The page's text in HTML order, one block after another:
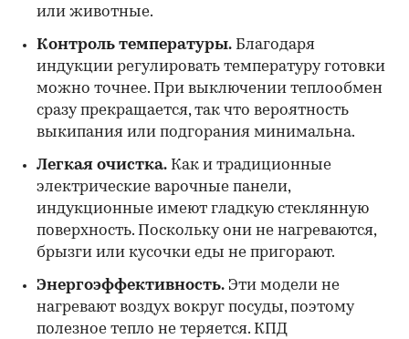
или животные.
Контроль температуры. Благодаря
индукции регулировать температуру готовки
можно точнее. При выключении теплообмен
сразу прекращается, так что вероятность
выкипания или подгорания минимальна.
Легкая очистка. Как и традиционные
электрические варочные панели,
индукционные имеют гладкую стеклянную
поверхность. Поскольку они не нагреваются,
брызги или кусочки еды не пригорают.
Энергоэффективность. Эти модели не
нагревают воздух вокруг посуды, поэтому
полезное тепло не теряется. КПД